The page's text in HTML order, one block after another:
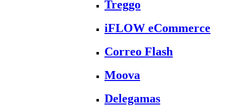
Treggo
iFLOW eCommerce
Correo Flash
Moova
Delegamas